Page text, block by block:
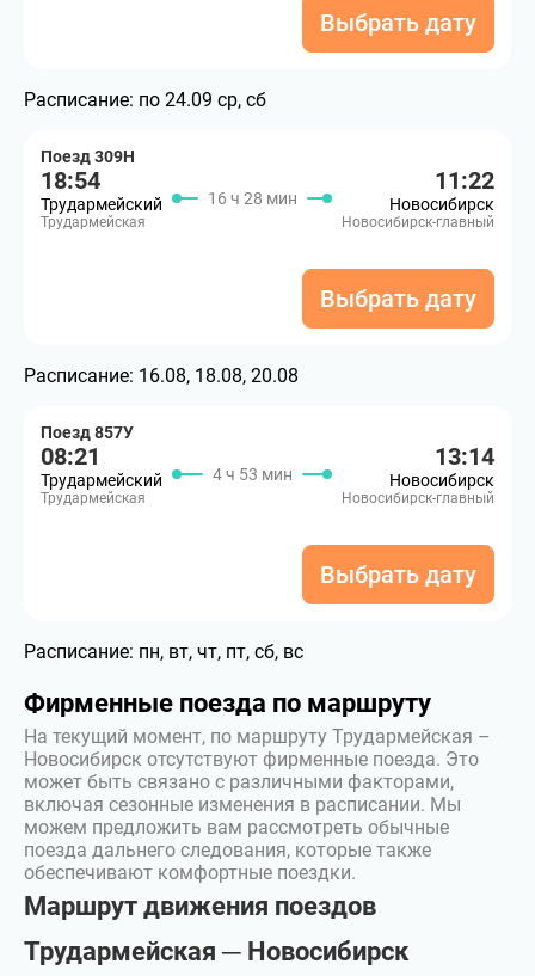
Выбрать дату
Расписание: по 24.09 ср, сб
Поезд 309Н
18:54
Трудармейский
Трудармейская
16 ч 28 мин
11:22
Новосибирск
Новосибирск-главный
Выбрать дату
Расписание: 16.08, 18.08, 20.08
Поезд 857У
08:21
Трудармейский
Трудармейская
4 ч 53 мин
13:14
Новосибирск
Новосибирск-главный
Выбрать дату
Расписание: пн, вт, чт, пт, сб, вс
Фирменные поезда по маршруту
На текущий момент, по маршруту Трудармейская –
Новосибирск отсутствуют фирменные поезда. Это
может быть связано с различными факторами,
включая сезонные изменения в расписании. Мы
можем предложить вам рассмотреть обычные
поезда дальнего следования, которые также
обеспечивают комфортные поездки.
Маршрут движения поездов
Трудармейская ─ Новосибирск